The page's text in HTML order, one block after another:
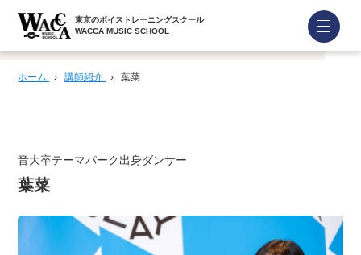
東京のボイストレーニングスクール
WACCA MUSIC SCHOOL
ホーム › 講師紹介 › 葉菜
音大卒テーマパーク出身ダンサー
葉菜